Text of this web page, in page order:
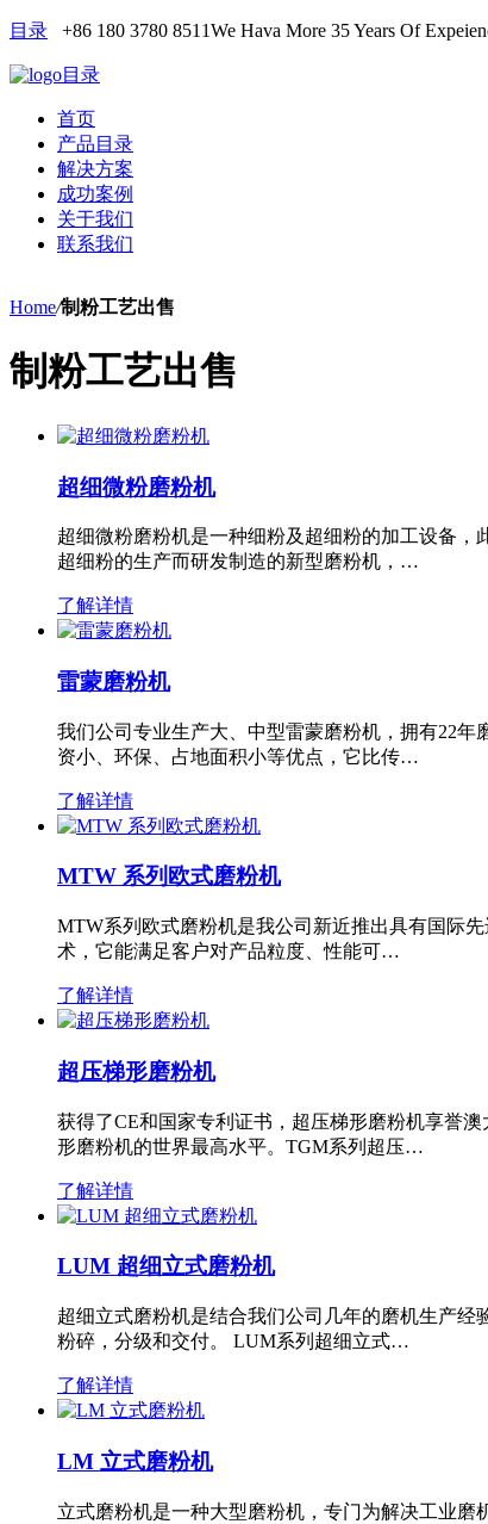
目录 +86 180 3780 8511We Hava More 35 Years Of
目录
首页
产品目录
解决方案
成功案例
关于我们
联系我们
Home/制粉工艺出售
制粉工艺出售
超细微粉磨粉机
超细微粉磨粉机是一种细粉及超细粉的加工设备
超细粉的生产而研发制造的新型磨粉机，…
了解详情
雷蒙磨粉机
我们公司专业生产大、中型雷蒙磨粉机，拥有22
资小、环保、占地面积小等优点，它比传…
了解详情
MTW 系列欧式磨粉机
MTW系列欧式磨粉机是我公司新近推出具有国际
术，它能满足客户对产品粒度、性能可…
了解详情
超压梯形磨粉机
获得了CE和国家专利证书，超压梯形磨粉机享誉
形磨粉机的世界最高水平。TGM系列超压…
了解详情
LUM 超细立式磨粉机
超细立式磨粉机是结合我们公司几年的磨机生产
粉碎，分级和交付。 LUM系列超细立式…
了解详情
LM 立式磨粉机
立式磨粉机是一种大型磨粉机，专门为解决工业